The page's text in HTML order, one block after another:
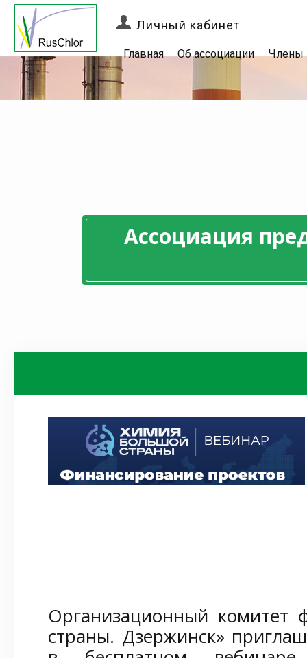
Личный кабинет
Главная Об ассоциации Члены
Ассоциация
Организационный
страны. Дзержинск»